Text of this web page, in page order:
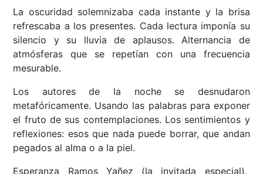
La oscuridad solemnizaba cada instante y la brisa
refrescaba a los presentes. Cada lectura imponía su
silencio y su lluvia de aplausos. Alternancia de
atmósferas que se repetían con una frecuencia
mesurable.
Los autores de la noche se desnudaron
metafóricamente. Usando las palabras para exponer
el fruto de sus contemplaciones. Los sentimientos y
reflexiones: esos que nada puede borrar, que andan
pegados al alma o a la piel.
Esperanza Ramos Yañez (la invitada especial),